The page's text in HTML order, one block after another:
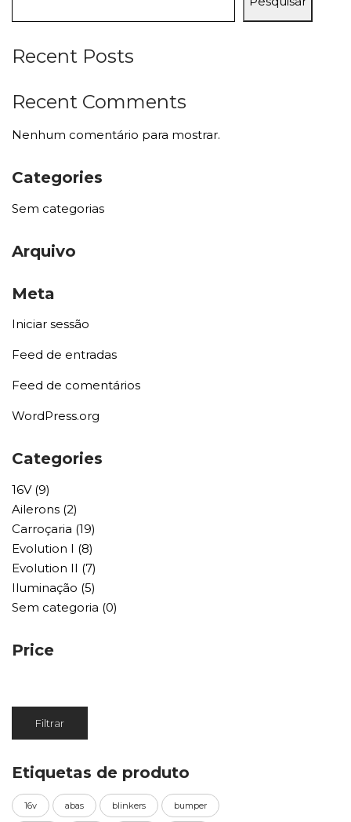
Recent Posts
Recent Comments
Nenhum comentário para mostrar.
Categories
Sem categorias
Arquivo
Meta
Iniciar sessão
Feed de entradas
Feed de comentários
WordPress.org
Categories
16V (9)
Ailerons (2)
Carroçaria (19)
Evolution I (8)
Evolution II (7)
Iluminação (5)
Sem categoria (0)
Price
Preço
PreçoFiltrar
Etiquetas de produto
16v abas blinkers bumper